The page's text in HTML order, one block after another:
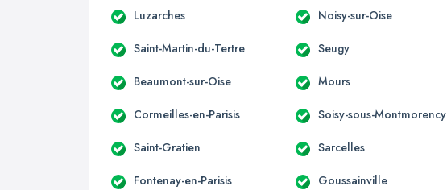
Luzarches Noisy-sur-Oise
Saint-Martin-du-Tertre Seugy
Beaumont-sur-Oise Mours
Cormeilles-en-Parisis Soisy-sous-Montmorency
Saint-Gratien Sarcelles
Fontenay-en-Parisis Goussainville